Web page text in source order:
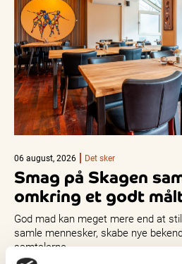
06 august, 2026 Det sker
Smag på Skagen
omkring et godt
God mad kan meget mere end at
samle mennesker, skabe nye
samtalerne…